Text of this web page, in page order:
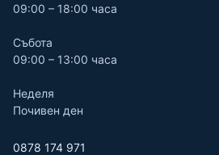
09:00 – 18:00 часа
Събота
09:00 – 13:00 часа
Неделя
Почивен ден
0878 174 971